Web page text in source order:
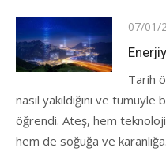
Posted
on
07/01/
Tarih
nasıl yakıldığını ve tümüyle
öğrendi. Ateş, hem teknoloji
hem de soğuğa ve